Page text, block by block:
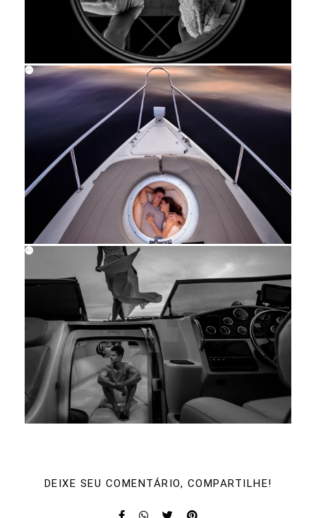
DEIXE SEU COMENTÁRIO, COMPARTILHE!